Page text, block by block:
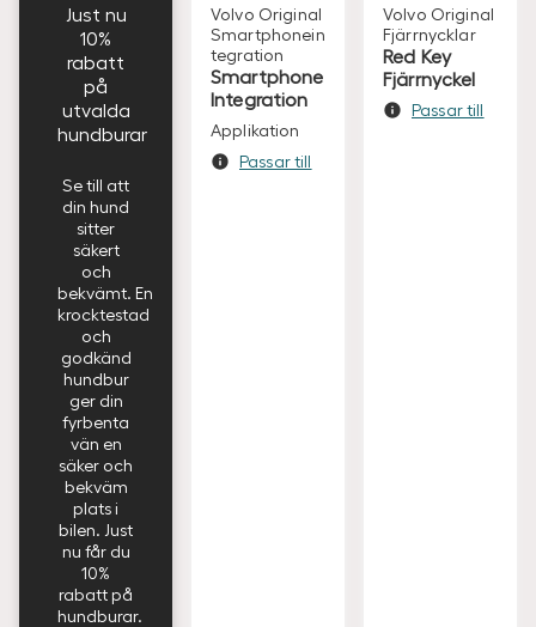
Just nu
10%
rabatt
på
utvalda
hundburar
Se till att
din hund
sitter
säkert
och
bekvämt. En
krocktestad
och
godkänd
hundbur
ger din
fyrbenta
vän en
säker och
bekväm
plats i
bilen. Just
nu får du
10%
rabatt på
hundburar.
Volvo Original
Smartphonein
tegration
Smartphone
Integration
Applikation
Passar till
Volvo Original
Fjärrnycklar
Red Key
Fjärrnyckel
Passar till